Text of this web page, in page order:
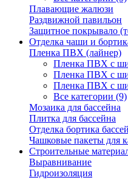
Плавающие жалюзи
Раздвижной павильон
Защитное покрывало
Отделка чаши и
Пленка ПВХ (лайнер)
Пленка ПВХ с
Пленка ПВХ с
Пленка ПВХ с
Все категории (9)
Мозаика для бассейна
Плитка для бассейна
Отделка бортика
Чашковые пакеты для
Строительные
Выравнивание
Гидроизоляция